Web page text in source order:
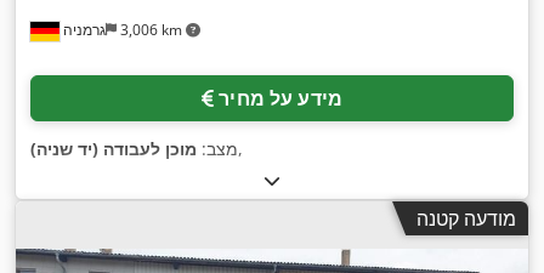
גרמניה 3,006 km
מידע על מחיר
מצב: מוכן לעבודה (יד שניה) ,
מודעה קטנה